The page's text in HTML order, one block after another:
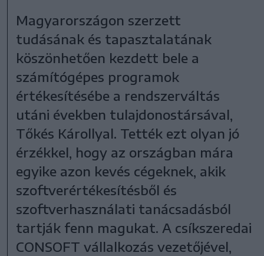
Magyarországon szerzett
tudásának és tapasztalatának
köszönhetően kezdett bele a
számítógépes programok
értékesítésébe a rendszerváltás
utáni években tulajdonostársával,
Tőkés Károllyal. Tették ezt olyan jó
érzékkel, hogy az országban mára
egyike azon kevés cégeknek, akik
szoftverértékesítésből és
szoftverhasználati tanácsadásból
tartják fenn magukat. A csíkszeredai
CONSOFT vállalkozás vezetőjével,